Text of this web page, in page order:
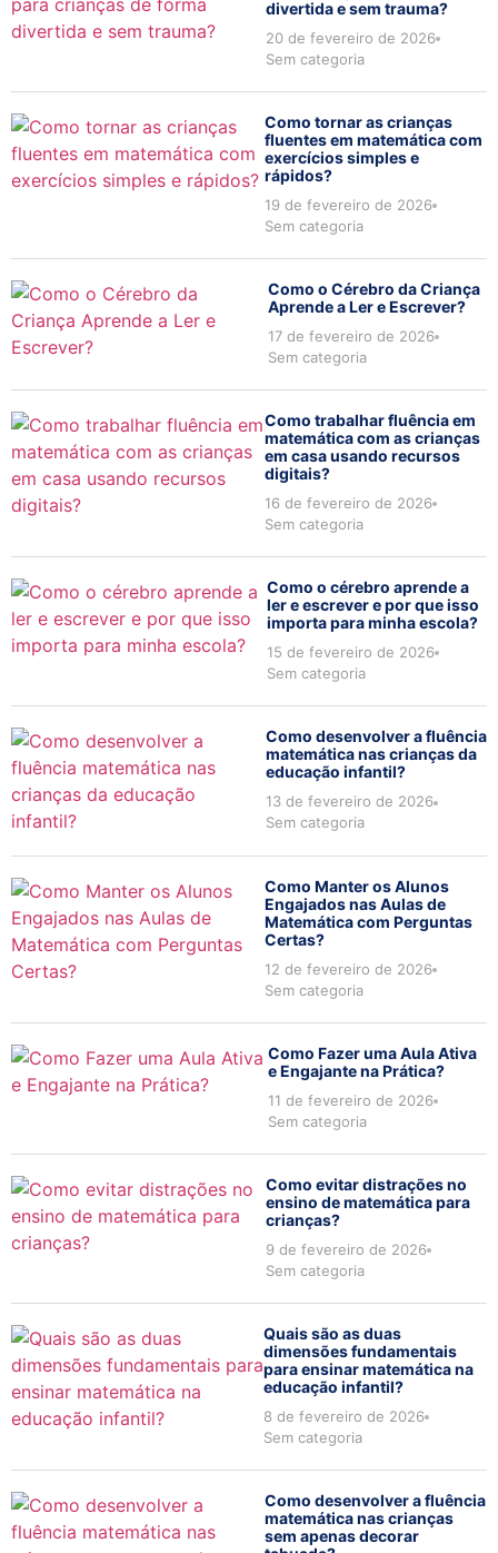
divertida e sem trauma?
20 de fevereiro de 2026
Sem categoria
Como tornar as crianças
fluentes em matemática com
exercícios simples e
rápidos?
19 de fevereiro de 2026
Sem categoria
Como o Cérebro da Criança
Aprende a Ler e Escrever?
17 de fevereiro de 2026
Sem categoria
Como trabalhar fluência em
matemática com as crianças
em casa usando recursos
digitais?
16 de fevereiro de 2026
Sem categoria
Como o cérebro aprende a
ler e escrever e por que isso
importa para minha escola?
15 de fevereiro de 2026
Sem categoria
Como desenvolver a fluência
matemática nas crianças da
educação infantil?
13 de fevereiro de 2026
Sem categoria
Como Manter os Alunos
Engajados nas Aulas de
Matemática com Perguntas
Certas?
12 de fevereiro de 2026
Sem categoria
Como Fazer uma Aula Ativa
e Engajante na Prática?
11 de fevereiro de 2026
Sem categoria
Como evitar distrações no
ensino de matemática para
crianças?
9 de fevereiro de 2026
Sem categoria
Quais são as duas
dimensões fundamentais
para ensinar matemática na
educação infantil?
8 de fevereiro de 2026
Sem categoria
Como desenvolver a fluência
matemática nas crianças
sem apenas decorar